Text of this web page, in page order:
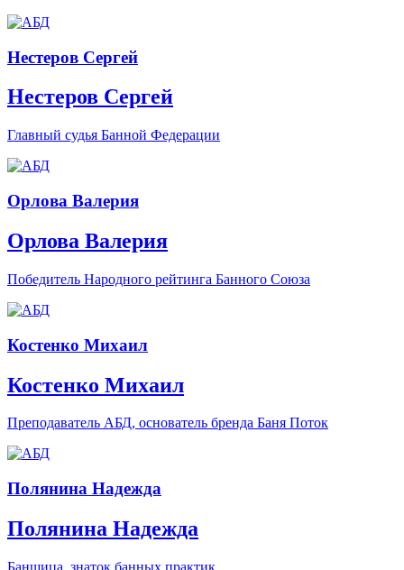
Нестеров Сергей
Нестеров Сергей
Главный судья Банной Федерации
Орлова Валерия
Орлова Валерия
Победитель Народного рейтинга Банного Союза
Костенко Михаил
Костенко Михаил
Преподаватель АБД, основатель бренда Баня Поток
Полянина Надежда
Полянина Надежда
Банщица, знаток банных практик